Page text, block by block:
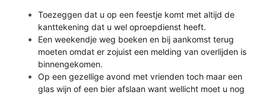
Toezeggen dat u op een feestje komt met altijd de
kanttekening dat u wel oproepdienst heeft.
Een weekendje weg boeken en bij aankomst terug
moeten omdat er zojuist een melding van overlijden is
binnengekomen.
Op een gezellige avond met vrienden toch maar een
glas wijn of een bier afslaan want wellicht moet u nog